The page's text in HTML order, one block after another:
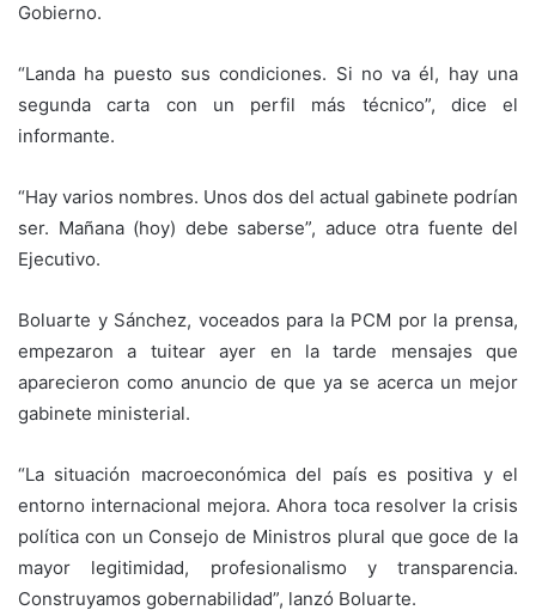
Gobierno.
“Landa ha puesto sus condiciones. Si no va él, hay una
segunda carta con un perfil más técnico”, dice el
informante.
“Hay varios nombres. Unos dos del actual gabinete podrían
ser. Mañana (hoy) debe saberse”, aduce otra fuente del
Ejecutivo.
Boluarte y Sánchez, voceados para la PCM por la prensa,
empezaron a tuitear ayer en la tarde mensajes que
aparecieron como anuncio de que ya se acerca un mejor
gabinete ministerial.
“La situación macroeconómica del país es positiva y el
entorno internacional mejora. Ahora toca resolver la crisis
política con un Consejo de Ministros plural que goce de la
mayor legitimidad, profesionalismo y transparencia.
Construyamos gobernabilidad”, lanzó Boluarte.